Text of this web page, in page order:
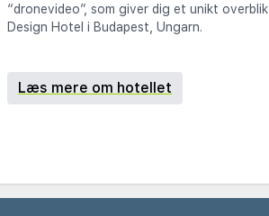
“dronevideo”, som giver dig et unikt
Design Hotel i Budapest, Ungarn.
Læs mere om hotellet